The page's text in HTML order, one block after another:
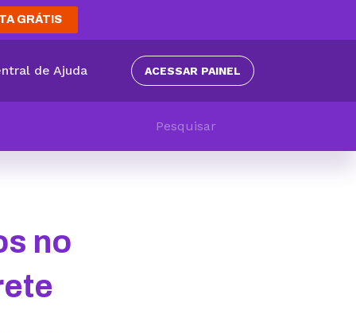
GRÁTIS
de Ajuda ACESSAR PAINEL
no